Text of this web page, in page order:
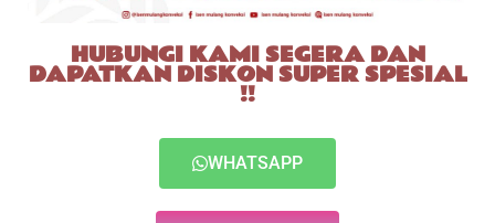
HUBUNGI KAMI SEGERA DAN
DAPATKAN DISKON SUPER SPESIAL
!!
WHATSAPP